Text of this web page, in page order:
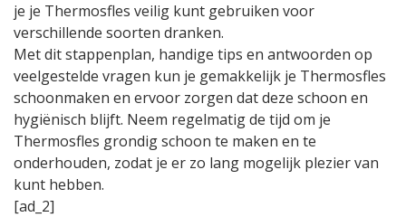
je je Thermosfles veilig kunt gebruiken voor
verschillende soorten dranken.
Met dit stappenplan, handige tips en antwoorden op
veelgestelde vragen kun je gemakkelijk je Thermosfles
schoonmaken en ervoor zorgen dat deze schoon en
hygiënisch blijft. Neem regelmatig de tijd om je
Thermosfles grondig schoon te maken en te
onderhouden, zodat je er zo lang mogelijk plezier van
kunt hebben.
[ad_2]